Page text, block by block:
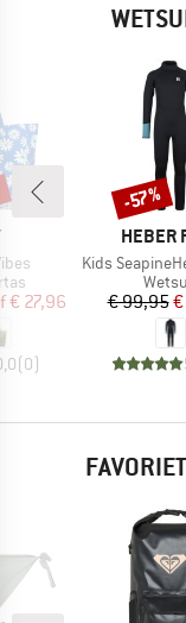
prijs
€ 27,96
(0)
MERK
HEBER
Artikel
Kids SeapineHe.
€ 99,95
Korting
-57%